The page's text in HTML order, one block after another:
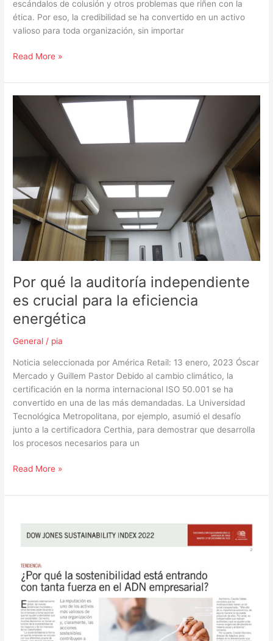
escándalos de colusión y otros problemas que riñen con la
ética. Por eso, la credibilidad se ha convertido en un activo
valioso para toda organización, sin importar
Read More »
Por qué la auditoría independiente
es crucial para la eficiencia
energética
General / pia
Noticia seleccionada por América Retail: 13 enero, 2023 Óscar
Mercado y Guillem Pastor Debido al cambio climático, la
certificación en la norma internacional ISO 50.001 se ha
convertido en una de las más demandadas. La Universidad
Tecnológica Metropolitana, por ejemplo, asumió el desafío
junto a la certificadora Certhia, para demostrar que desarrolla
los procesos necesarios para un
Por
independiente
es
crucial
para
la
eficiencia
energética
Read More »
está
entrando
con
tanta
fuerza
en